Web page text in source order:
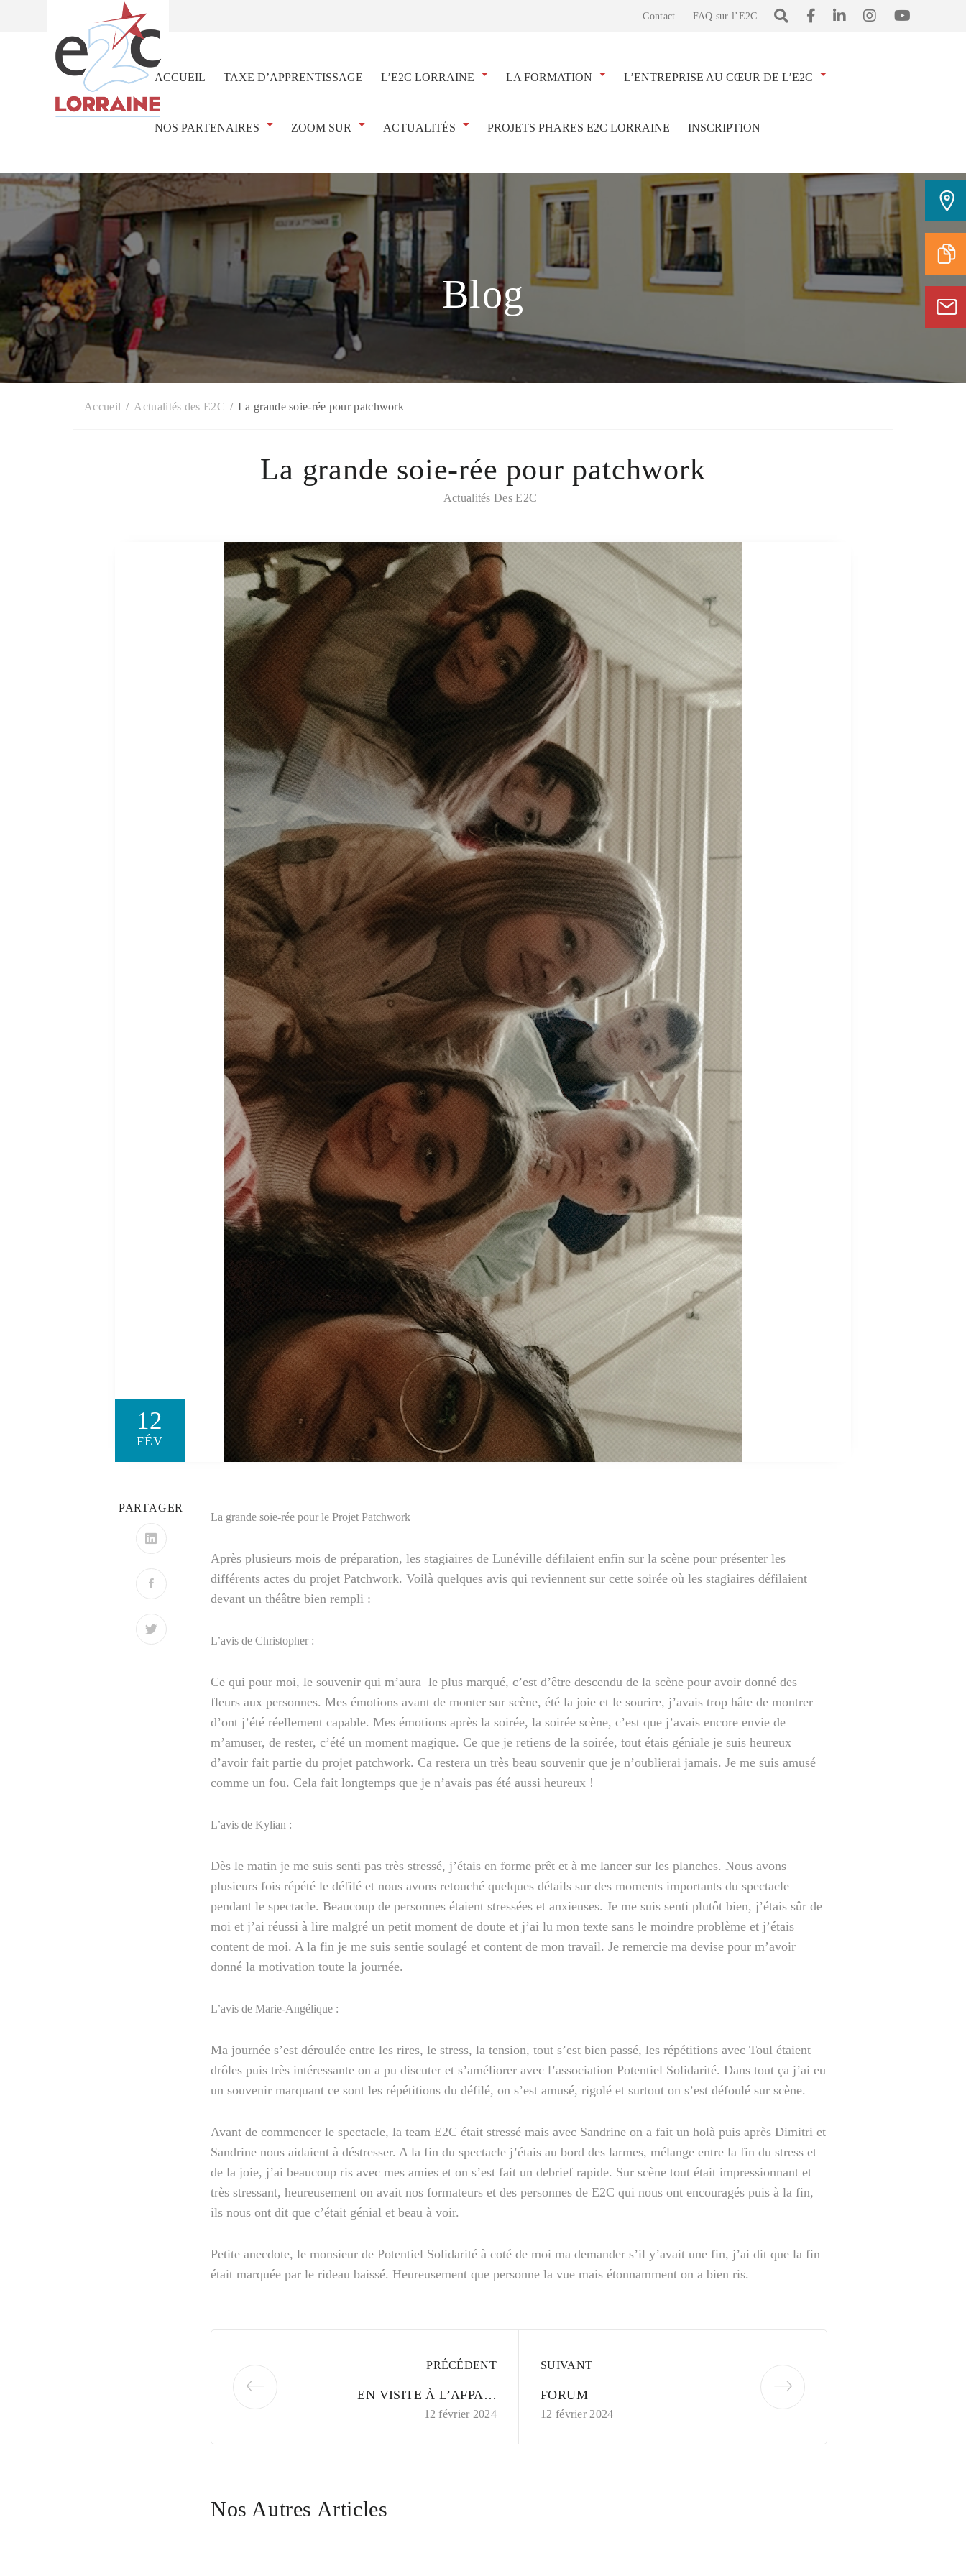
Contact FAQ sur l’E2C
ACCUEIL TAXE D’APPRENTISSAGE L’E2C LORRAINE LA FORMATION L’ENTREPRISE AU CŒUR DE L’E2C
NOS PARTENAIRES ZOOM SUR ACTUALITÉS PROJETS PHARES E2C LORRAINE INSCRIPTION
Accueil Actualités des E2C La grande soie-rée pour patchwork
Blog
La grande soie-rée pour patchwork
Actualités Des E2C
12
FÉV
PARTAGER
La grande soie-rée pour le Projet Patchwork
Après plusieurs mois de préparation, les stagiaires de Lunéville défilaient enfin sur la scène pour présenter les
différents actes du projet Patchwork. Voilà quelques avis qui reviennent sur cette soirée où les stagiaires défilaient
devant un théâtre bien rempli :
L’avis de Christopher :
Ce qui pour moi, le souvenir qui m’aura le plus marqué, c’est d’être descendu de la scène pour avoir donné des
fleurs aux personnes. Mes émotions avant de monter sur scène, été la joie et le sourire, j’avais trop hâte de montrer
d’ont j’été réellement capable. Mes émotions après la soirée, la soirée scène, c’est que j’avais encore envie de
m’amuser, de rester, c’été un moment magique. Ce que je retiens de la soirée, tout étais géniale je suis heureux
d’avoir fait partie du projet patchwork. Ca restera un très beau souvenir que je n’oublierai jamais. Je me suis amusé
comme un fou. Cela fait longtemps que je n’avais pas été aussi heureux !
L’avis de Kylian :
Dès le matin je me suis senti pas très stressé, j’étais en forme prêt et à me lancer sur les planches. Nous avons
plusieurs fois répété le défilé et nous avons retouché quelques détails sur des moments importants du spectacle
pendant le spectacle. Beaucoup de personnes étaient stressées et anxieuses. Je me suis senti plutôt bien, j’étais sûr de
moi et j’ai réussi à lire malgré un petit moment de doute et j’ai lu mon texte sans le moindre problème et j’étais
content de moi. A la fin je me suis sentie soulagé et content de mon travail. Je remercie ma devise pour m’avoir
donné la motivation toute la journée.
L’avis de Marie-Angélique :
Ma journée s’est déroulée entre les rires, le stress, la tension, tout s’est bien passé, les répétitions avec Toul étaient
drôles puis très intéressante on a pu discuter et s’améliorer avec l’association Potentiel Solidarité. Dans tout ça j’ai eu
un souvenir marquant ce sont les répétitions du défilé, on s’est amusé, rigolé et surtout on s’est défoulé sur scène.
Avant de commencer le spectacle, la team E2C était stressé mais avec Sandrine on a fait un holà puis après Dimitri et
Sandrine nous aidaient à déstresser. A la fin du spectacle j’étais au bord des larmes, mélange entre la fin du stress et
de la joie, j’ai beaucoup ris avec mes amies et on s’est fait un debrief rapide. Sur scène tout était impressionnant et
très stressant, heureusement on avait nos formateurs et des personnes de E2C qui nous ont encouragés puis à la fin,
ils nous ont dit que c’était génial et beau à voir.
Petite anecdote, le monsieur de Potentiel Solidarité à coté de moi ma demander s’il y’avait une fin, j’ai dit que la fin
était marquée par le rideau baissé. Heureusement que personne la vue mais étonnamment on a bien ris.
PRÉCÉDENT
EN VISITE À L’AFPA…
12 février 2024
SUIVANT
FORUM
12 février 2024
Nos Autres Articles